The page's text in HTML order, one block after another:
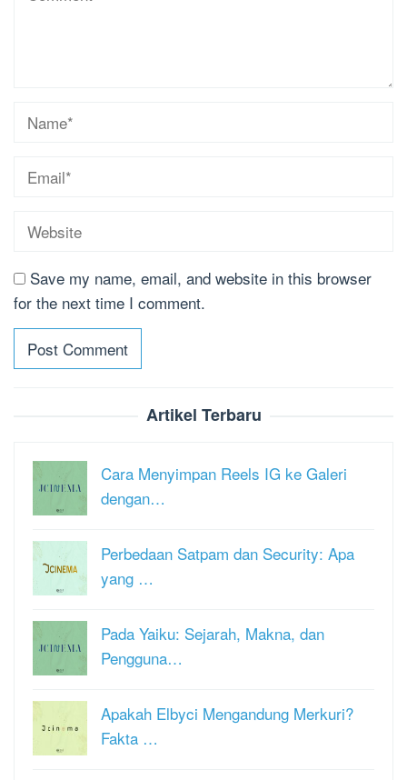
Save my name, email, and website in this browser
for the next time I comment.
Artikel Terbaru
Cara Menyimpan Reels IG ke Galeri
dengan…
Perbedaan Satpam dan Security: Apa
yang …
Pada Yaiku: Sejarah, Makna, dan
Pengguna…
Apakah Elbyci Mengandung Merkuri?
Fakta …